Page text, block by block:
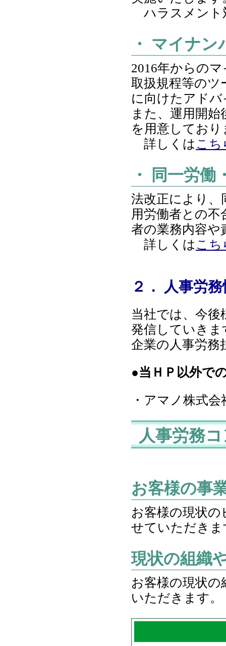
ハラスメント
・ マイナ
2016年からの
取扱規程等のツ
に向けたアド
また、運用開
を用意しており
詳しくは こち
・ 同一労働
法改正により、
用労働者との
者の業務内容や
詳しくは こち
２． 人事労
当社では、今後
発信していきま
企業の人事労務
●当ＨＰ以外で
・アマノ株式
人事労務
お客様の事
お客様の現状
せていただきま
現状の組織
お客様の現状
いただきます。